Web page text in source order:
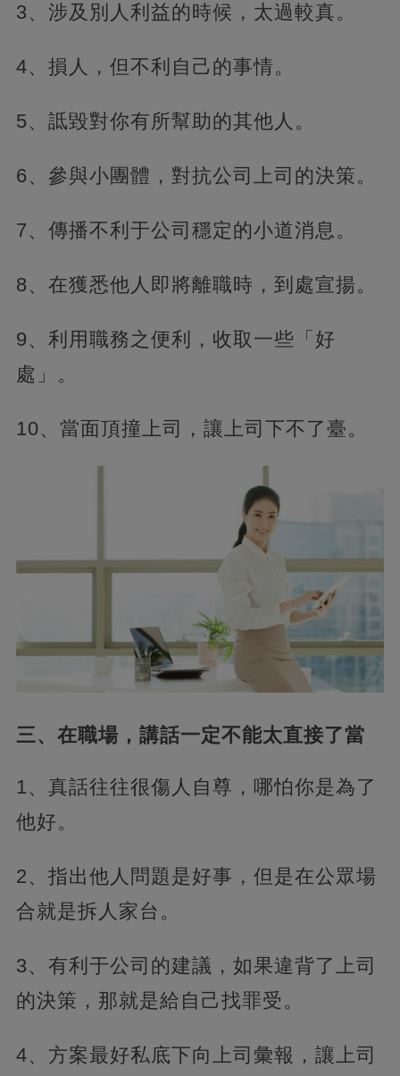
3、涉及別人利益的時候，太過較真。
4、損人，但不利自己的事情。
5、詆毀對你有所幫助的其他人。
6、參與小團體，對抗公司上司的決策。
7、傳播不利于公司穩定的小道消息。
8、在獲悉他人即將離職時，到處宣揚。
9、利用職務之便利，收取一些「好
處」。
10、當面頂撞上司，讓上司下不了臺。
三、在職場，講話一定不能太直接了當
1、真話往往很傷人自尊，哪怕你是為了
他好。
2、指出他人問題是好事，但是在公眾場
合就是拆人家台。
3、有利于公司的建議，如果違背了上司
的決策，那就是給自己找罪受。
4、方案最好私底下向上司彙報，讓上司